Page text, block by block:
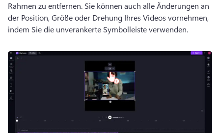
Rahmen zu entfernen. Sie können auch alle Änderungen an
der Position, Größe oder Drehung Ihres Videos vornehmen,
indem Sie die unverankerte Symbolleiste verwenden.